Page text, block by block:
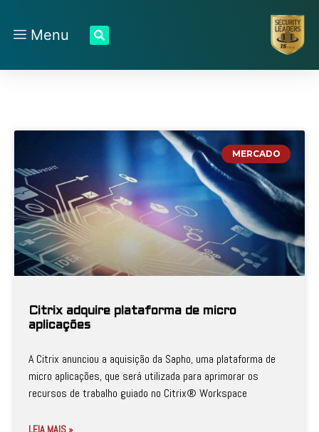
Menu
MERCADO
Citrix adquire plataforma de micro
aplicações
A Citrix anunciou a aquisição da Sapho, uma plataforma de
micro aplicações, que será utilizada para aprimorar os
recursos de trabalho guiado no Citrix® Workspace
LEIA MAIS »